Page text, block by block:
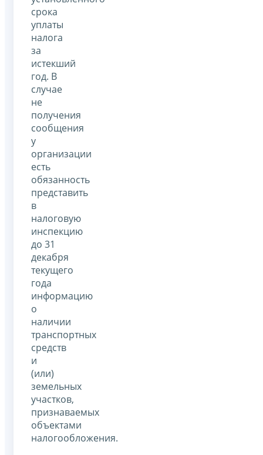
срока
уплаты
налога
за
истекший
год. В
случае
не
получения
сообщения
у
организации
есть
обязанность
представить
в
налоговую
инспекцию
до 31
декабря
текущего
года
информацию
о
наличии
транспортных
средств
и
(или)
земельных
участков,
признаваемых
объектами
налогообложения.